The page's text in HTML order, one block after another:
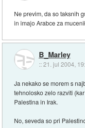
Ne previm, da so taksnih
in imajo Arabce za
B_Marley
::21. jul 2004,
Ja nekako se morem s
tehnolosko zelo razviti
Palestina in Irak.
No, seveda so pri